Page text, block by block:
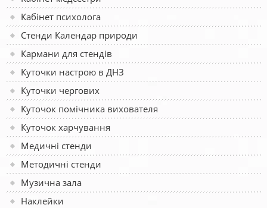
Кабінет психолога
Стенди Календар природи
Кармани для стендів
Куточки настрою в ДНЗ
Куточки чергових
Куточок помічника вихователя
Куточок харчування
Медичні стенди
Методичні стенди
Музична зала
Наклейки